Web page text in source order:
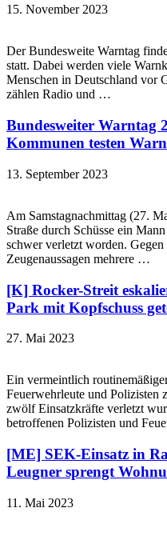
15. November 2023
Der Bundesweite Warntag
statt. Dabei werden viele
Menschen in Deutschland vor
zählen Radio und …
Bundesweiter Warntag
Kommunen testen
13. September 2023
Am Samstagnachmittag (27.
Straße durch Schüsse ein
schwer verletzt worden.
Zeugenaussagen mehrere …
[K] Rocker-Streit
Park mit Kopfschuss
27. Mai 2023
Ein vermeintlich
Feuerwehrleute und Polizisten
zwölf Einsatzkräfte verletzt
betroffenen Polizisten und
[ME] SEK-Einsatz in
Leugner sprengt
11. Mai 2023